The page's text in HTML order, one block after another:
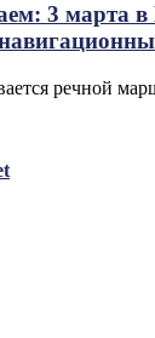
3 марта в
речной